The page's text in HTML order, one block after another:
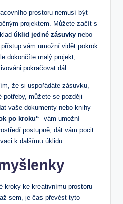
prostoru nemusí být
projektem. Můžete začít s
úklid jedné zásuvky nebo
vám umožní vidět pokrok⁢
dokončíte malý projekt,
pokračovat dál.
že ⁢si uspořádáte zásuvku,
potřeby, můžete se později
vaše ‍dokumenty nebo knihy
po kroku“ ⁤ vám umožní
postupně,​ dát vám pocit
k dalšímu úklidu.
kroky ke kreativnímu prostoru –
sem, je čas převést tyto